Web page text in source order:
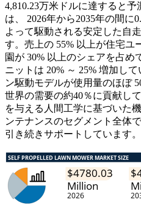
4,810.23万米ドルに達すると
は、 2026年から2035年の間に
よって駆動される安定した自
す。売上の 55% 以上が住宅ユ
園が 30% 以上のシェアを占
ニットは 20% ～ 25% 増加し
ン駆動モデルが使用量のほぼ
世界の需要の約40％に貢献し
を与える人間工学に基づいた
ンテナンスのセグメント全体
引き続きサポートしています。